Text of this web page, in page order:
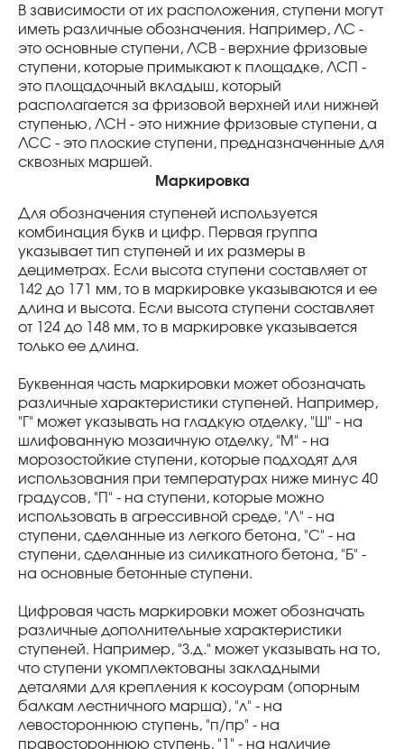
В зависимости от их расположения, ступени могут
иметь различные обозначения. Например, ЛС -
это основные ступени, ЛСВ - верхние фризовые
ступени, которые примыкают к площадке, ЛСП -
это площадочный вкладыш, который
располагается за фризовой верхней или нижней
ступенью, ЛСН - это нижние фризовые ступени, а
ЛСС - это плоские ступени, предназначенные для
сквозных маршей.
Маркировка
Для обозначения ступеней используется
комбинация букв и цифр. Первая группа
указывает тип ступеней и их размеры в
дециметрах. Если высота ступени составляет от
142 до 171 мм, то в маркировке указываются и ее
длина и высота. Если высота ступени составляет
от 124 до 148 мм, то в маркировке указывается
только ее длина.
Буквенная часть маркировки может обозначать
различные характеристики ступеней. Например,
"Г" может указывать на гладкую отделку, "Ш" - на
шлифованную мозаичную отделку, "М" - на
морозостойкие ступени, которые подходят для
использования при температурах ниже минус 40
градусов, "П" - на ступени, которые можно
использовать в агрессивной среде, "Л" - на
ступени, сделанные из легкого бетона, "С" - на
ступени, сделанные из силикатного бетона, "Б" -
на основные бетонные ступени.
Цифровая часть маркировки может обозначать
различные дополнительные характеристики
ступеней. Например, "З.д." может указывать на то,
что ступени укомплектованы закладными
деталями для крепления к косоурам (опорным
балкам лестничного марша), "л" - на
левостороннюю ступень, "п/пр" - на
правостороннюю ступень, "1" - на наличие